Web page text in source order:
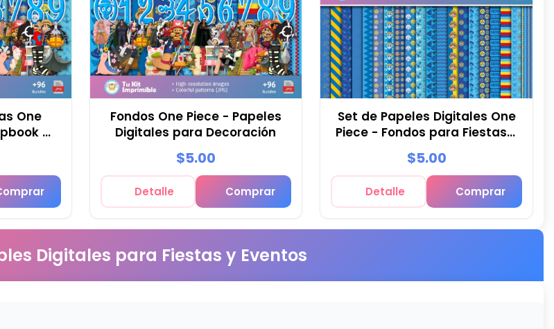
One
y
Fondos One Piece - Papeles
Digitales para Decoración
$5.00
Detalle Comprar
Set de Papeles Digitales One
Piece - Fondos para Fiestas y
Scrapbooking
$5.00
Detalle Comprar
Digitales para Fiestas y Eventos